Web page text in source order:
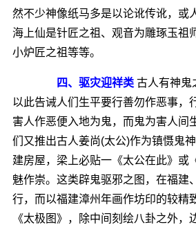
然不少神像纸马多是以论讹传讹，或
海上仙是针匠之祖、观音为雕琢玉祖
小炉匠之祖等等。
四、驱灾迎祥类古人有神鬼
以此告诫人们生平要行善勿作恶事，
害人作恶便入地为鬼，而鬼为害人间
们又推出古人姜尚(太公)作为镇慑鬼
建房屋，梁上必贴一《太公在此》或
魅作崇。这类辟鬼驱邪之图，在福建
行，而以福建漳州年画作坊印的较精
《太极图》，除中间刻绘八卦之外，